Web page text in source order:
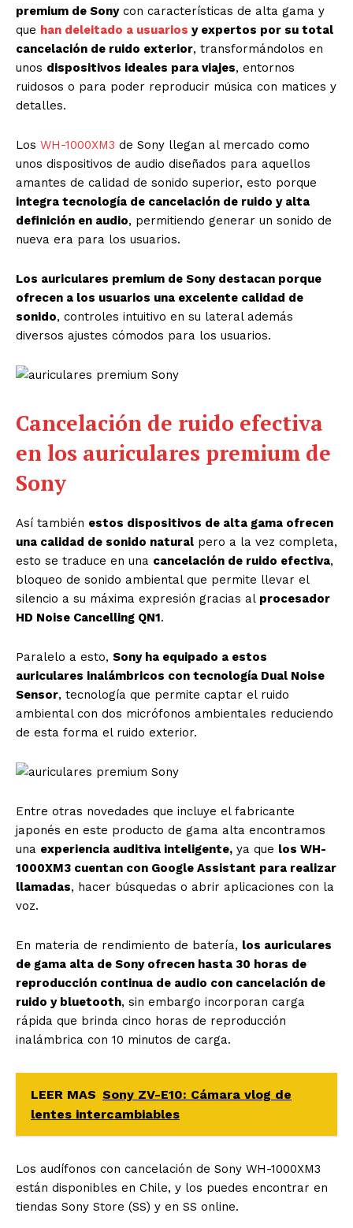
premium de Sonycon características de alta gama y
que han deleitado a usuarios y expertos por su total
cancelación de ruido exterior, transformándolos en
unos dispositivos ideales para viajes, entornos
ruidosos o para poder reproducir música con matices y
detalles.
Los WH-1000XM3 de Sony llegan al mercado como
unos dispositivos de audio diseñados para aquellos
amantes de calidad de sonido superior, esto porque
integra tecnología de cancelación de ruido y alta
definición en audio, permitiendo generar un sonido de
nueva era para los usuarios.
Los auriculares premium de Sony destacan porque
ofrecen a los usuarios una excelente calidad de
sonido, controles intuitivo en su lateral además
diversos ajustes cómodos para los usuarios.
Cancelación de ruido efectiva
en los auriculares premium de
Sony
Así también estos dispositivos de alta gama ofrecen
una calidad de sonido natural pero a la vez completa,
esto se traduce en una cancelación de ruido efectiva,
bloqueo de sonido ambiental que permite llevar el
silencio a su máxima expresión gracias al procesador
HD Noise Cancelling QN1.
Paralelo a esto, Sony ha equipado a estos
auriculares inalámbricos con tecnología Dual Noise
Sensor, tecnología que permite captar el ruido
ambiental con dos micrófonos ambientales reduciendo
de esta forma el ruido exterior.
Entre otras novedades que incluye el fabricante
japonés en este producto de gama alta encontramos
una experiencia auditiva inteligente, ya que los WH-
1000XM3 cuentan con Google Assistant para realizar
llamadas, hacer búsquedas o abrir aplicaciones con la
voz.
En materia de rendimiento de batería, los auriculares
de gama alta de Sony ofrecen hasta 30 horas de
reproducción continua de audio con cancelación de
ruido y bluetooth, sin embargo incorporan carga
rápida que brinda cinco horas de reproducción
inalámbrica con 10 minutos de carga.
LEER MAS Sony ZV-E10: Cámara vlog de
lentes intercambiables
Los audífonos con cancelación de Sony WH-1000XM3
están disponibles en Chile, y los puedes encontrar en
tiendas Sony Store (SS) y en SS online.